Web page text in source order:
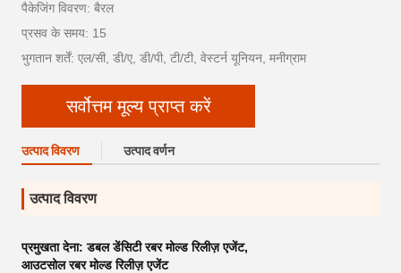
पैकेजिंग विवरण: बैरल
प्रसव के समय: 15
भुगतान शर्तें: एल/सी, डी/ए, डी/पी, टी/टी, वेस्टर्न यूनियन, मनीग्राम
सर्वोत्तम मूल्य प्राप्त करें
उत्पाद विवरण उत्पाद वर्णन
उत्पाद विवरण
प्रमुखता देना:डबल डेंसिटी रबर मोल्ड रिलीज़ एजेंट,
आउटसोल रबर मोल्ड रिलीज़ एजेंट